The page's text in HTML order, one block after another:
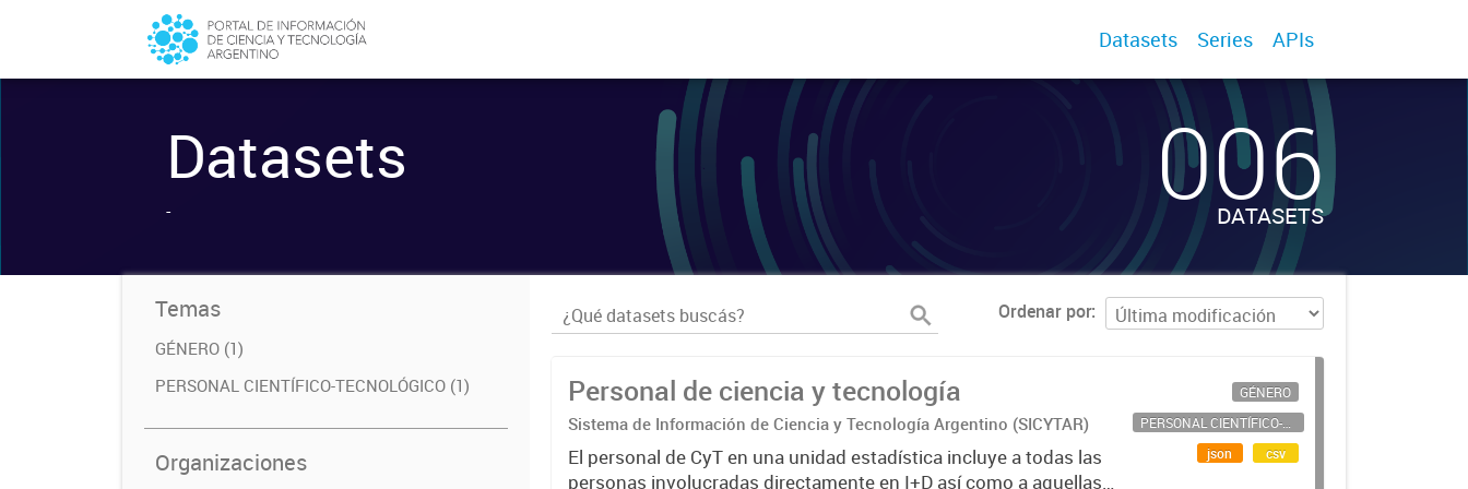
Datasets Series APIs
Datasets
- 006
DATASETS
Temas
GÉNERO (1)
PERSONAL CIENTÍFICO-TECNOLÓGICO (1)
Organizaciones
Ordenar por
Personal de ciencia y tecnología
Sistema de Información de Ciencia y Tecnología Argentino (SICYTAR)
El personal de CyT en una unidad estadística incluye a todas las
personas involucradas directamente en I+D así como a aquellas
GÉNERO
PERSONAL CIENTÍFICO-TECNOLÓGICO
json
csv